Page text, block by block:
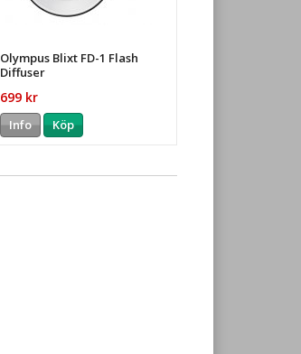
Olympus Blixt FD-1 Flash
Diffuser
699 kr
Info Köp